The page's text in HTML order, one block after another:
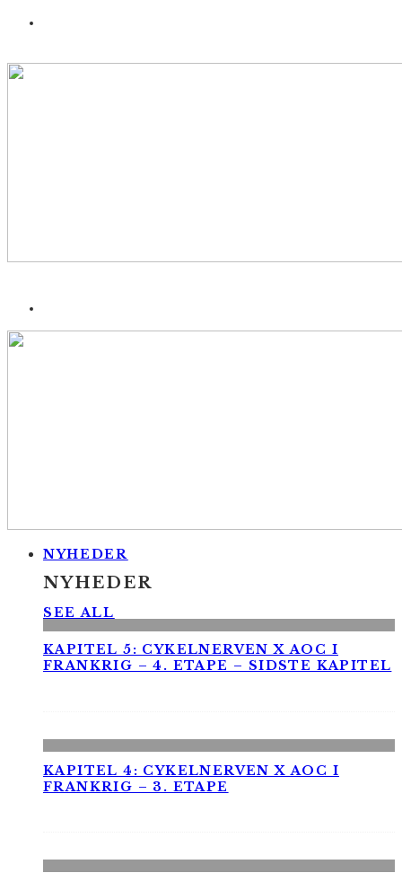
NYHEDER
NYHEDER
SEE ALL
KAPITEL 5: CYKELNERVEN X AOC I
FRANKRIG – 4. ETAPE – SIDSTE KAPITEL
KAPITEL 4: CYKELNERVEN X AOC I
FRANKRIG – 3. ETAPE